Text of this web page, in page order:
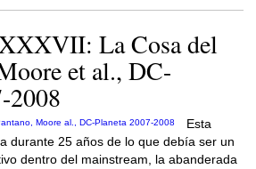
La Cosa del
et al., DC-
2008
Esta
durante 25 años de lo que debía ser un
dentro del mainstream, la abanderada